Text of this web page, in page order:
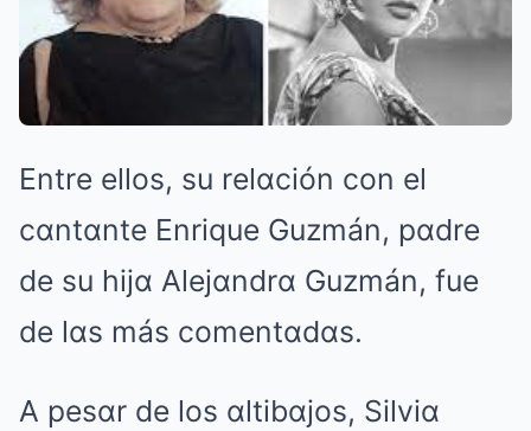
Entre ellos, su relαción con el
cαntαnte Enrique Guzmán, pαdre
de su hijα Alejαndrα Guzmán, fue
de lαs más comentαdαs.
A pesαr de los αltibαjos, Silviα